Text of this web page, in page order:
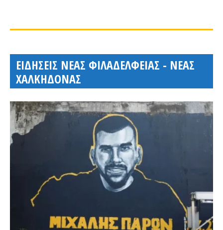
ΕΙΔΗΣΕΙΣ ΝΕΑΣ ΦΙΛΑΔΕΛΦΕΙΑΣ - ΝΕΑΣ
ΧΑΛΚΗΔΟΝΑΣ